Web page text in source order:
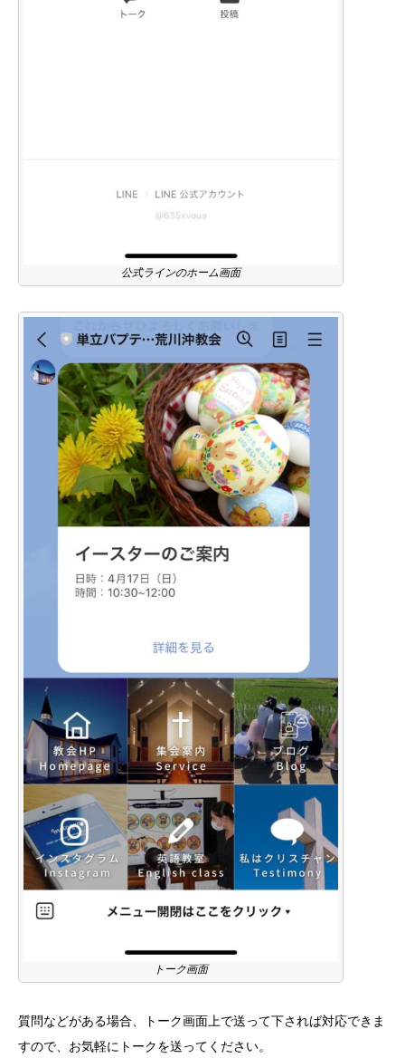
公式ラインのホーム画面
トーク画面
質問などがある場合、トーク画面上で送って下されば対応できま
すので、お気軽にトークを送ってください。